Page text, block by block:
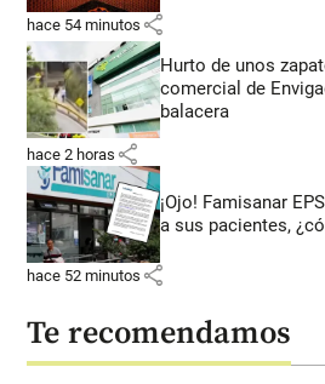
hace 54 minutos share
Hurto de unos
comercial de
balacera
hace 2 horas share
¡Ojo! Famisanar
a sus pacientes,
hace 52 minutos share
Te recomendamos